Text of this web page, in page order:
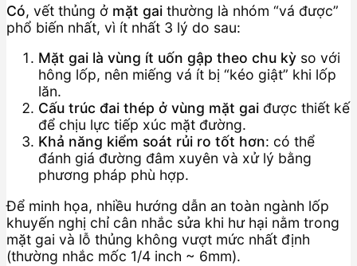
Có, vết thủng ở mặt gai thường là nhóm “vá được”
phổ biến nhất, vì ít nhất 3 lý do sau:
Mặt gai là vùng ít uốn gập theo chu kỳ so với
hông lốp, nên miếng vá ít bị “kéo giật” khi lốp
lăn.
Cấu trúc đai thép ở vùng mặt gai được thiết kế
để chịu lực tiếp xúc mặt đường.
Khả năng kiểm soát rủi ro tốt hơn: có thể
đánh giá đường đâm xuyên và xử lý bằng
phương pháp phù hợp.
Để minh họa, nhiều hướng dẫn an toàn ngành lốp
khuyến nghị chỉ cân nhắc sửa khi hư hại nằm trong
mặt gai và lỗ thủng không vượt mức nhất định
(thường nhắc mốc 1/4 inch ~ 6mm).